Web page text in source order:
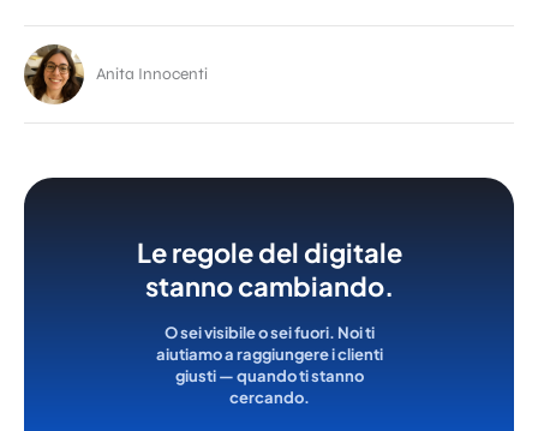
Anita Innocenti
Le regole del digitale
stanno cambiando.
O sei visibile o sei fuori. Noi ti
aiutiamo a raggiungere i clienti
giusti — quando ti stanno
cercando.